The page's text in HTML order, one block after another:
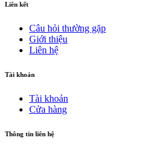
Liên kết
Câu hỏi thường gặp
Giới thiệu
Liên hệ
Tài khoản
Tài khoản
Cửa hàng
Thông tin liên hệ